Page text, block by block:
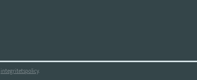
integritetspolicy.